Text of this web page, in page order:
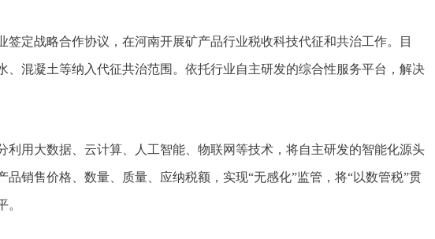
定战略合作协议，在河南开展矿产品行业税收科技代征和共治工作。目
混凝土等纳入代征共治范围。依托行业自主研发的综合性服务平台，解决
用大数据、云计算、人工智能、物联网等技术，将自主研发的智能化源头
销售价格、数量、质量、应纳税额，实现“无感化”监管，将“以数管税”贯